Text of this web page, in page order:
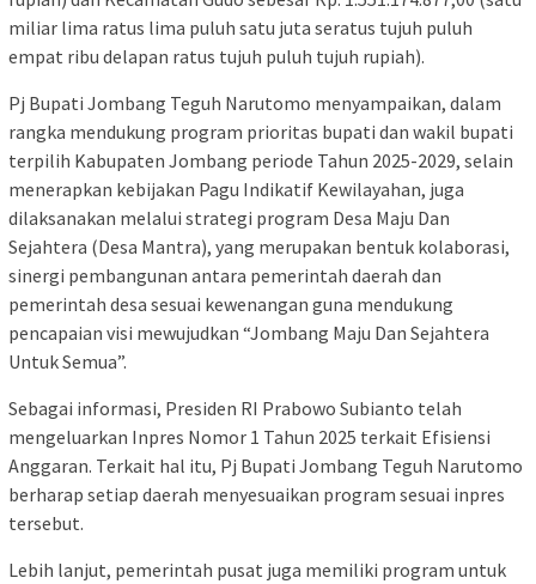
miliar lima ratus lima puluh satu juta seratus tujuh puluh
empat ribu delapan ratus tujuh puluh tujuh rupiah).
Pj Bupati Jombang Teguh Narutomo menyampaikan, dalam
rangka mendukung program prioritas bupati dan wakil bupati
terpilih Kabupaten Jombang periode Tahun 2025-2029, selain
menerapkan kebijakan Pagu Indikatif Kewilayahan, juga
dilaksanakan melalui strategi program Desa Maju Dan
Sejahtera (Desa Mantra), yang merupakan bentuk kolaborasi,
sinergi pembangunan antara pemerintah daerah dan
pemerintah desa sesuai kewenangan guna mendukung
pencapaian visi mewujudkan “Jombang Maju Dan Sejahtera
Untuk Semua”.
Sebagai informasi, Presiden RI Prabowo Subianto telah
mengeluarkan Inpres Nomor 1 Tahun 2025 terkait Efisiensi
Anggaran. Terkait hal itu, Pj Bupati Jombang Teguh Narutomo
berharap setiap daerah menyesuaikan program sesuai inpres
tersebut.
Lebih lanjut, pemerintah pusat juga memiliki program untuk